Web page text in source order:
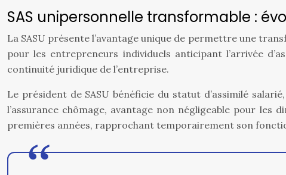
SAS unipersonnelle transformable :
La SASU présente l’avantage unique de permettre une
pour les entrepreneurs individuels anticipant l’arrivée
continuité juridique de l’entreprise.
Le président de SASU bénéficie du statut d’assimilé
l’assurance chômage, avantage non négligeable pour
premières années, rapprochant temporairement son